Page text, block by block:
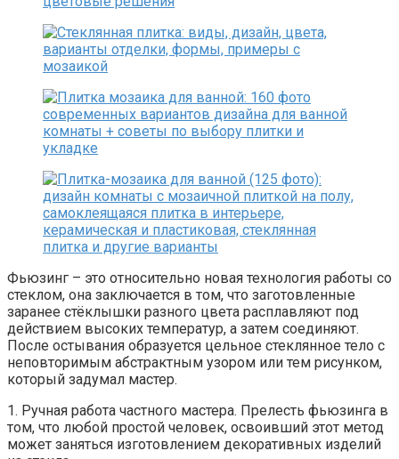
Фьюзинг – это относительно новая технология работы со
стеклом, она заключается в том, что заготовленные
заранее стёклышки разного цвета расплавляют под
действием высоких температур, а затем соединяют.
После остывания образуется цельное стеклянное тело с
неповторимым абстрактным узором или тем рисунком,
который задумал мастер.
1. Ручная работа частного мастера. Прелесть фьюзинга в
том, что любой простой человек, освоивший этот метод
может заняться изготовлением декоративных изделий